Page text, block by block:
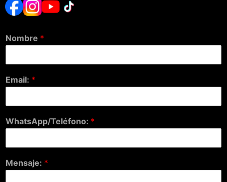
Nombre *
Email: *
WhatsApp/Teléfono: *
Mensaje: *